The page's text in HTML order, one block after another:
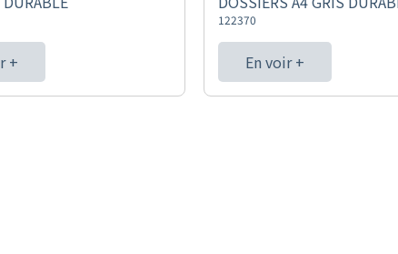
+
122370
En voir +